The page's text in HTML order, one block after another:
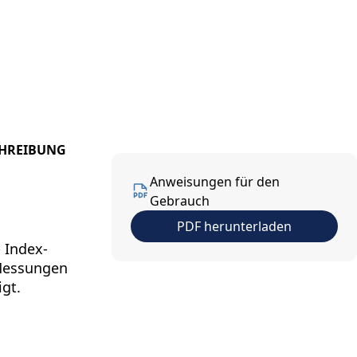
Anweisungen für den
Gebrauch
PDF herunterladen
Index-